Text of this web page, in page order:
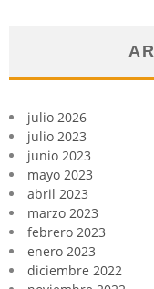
julio 2026
julio 2023
junio 2023
mayo 2023
abril 2023
marzo 2023
febrero 2023
enero 2023
diciembre 2022